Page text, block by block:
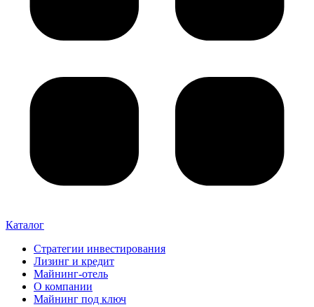
Каталог
Стратегии инвестирования
Лизинг и кредит
Майнинг-отель
О компании
Майнинг под ключ